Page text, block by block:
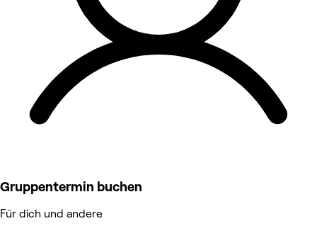
Gruppentermin buchen
Für dich und andere